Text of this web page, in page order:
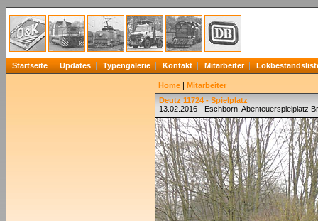
Startseite Updates Typengalerie Kontakt Mitarbeiter
Home | Mitarbeiter
Deutz 11724 - Spielplatz
13.02.2016 - Eschborn, Abenteuerspielplatz